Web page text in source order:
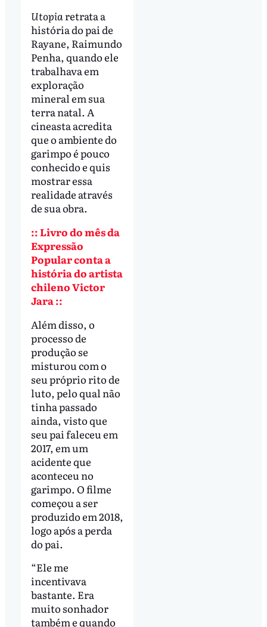
Utopia retrata a
história do pai de
Rayane, Raimundo
Penha, quando ele
trabalhava em
exploração
mineral em sua
terra natal. A
cineasta acredita
que o ambiente do
garimpo é pouco
conhecido e quis
mostrar essa
realidade através
de sua obra.
:: Livro do mês da
Expressão
Popular conta a
história do artista
chileno Victor
Jara ::
Além disso, o
processo de
produção se
misturou com o
seu próprio rito de
luto, pelo qual não
tinha passado
ainda, visto que
seu pai faleceu em
2017, em um
acidente que
aconteceu no
garimpo. O filme
começou a ser
produzido em 2018,
logo após a perda
do pai.
“Ele me
incentivava
bastante. Era
muito sonhador
também e quando